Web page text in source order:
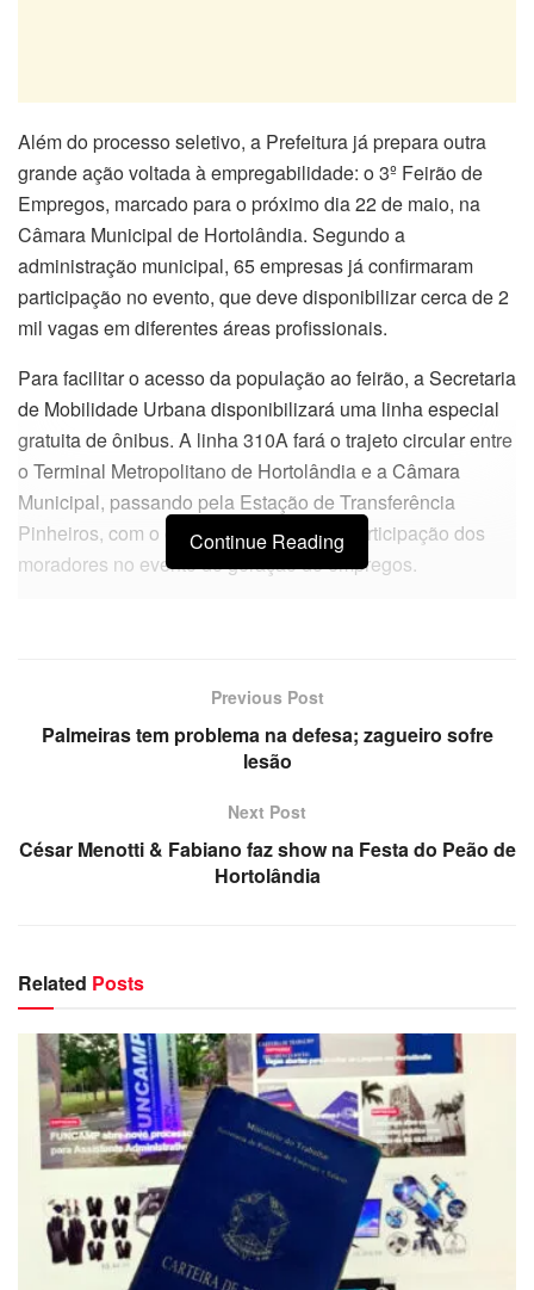
Além do processo seletivo, a Prefeitura já prepara outra
grande ação voltada à empregabilidade: o 3º Feirão de
Empregos, marcado para o próximo dia 22 de maio, na
Câmara Municipal de Hortolândia. Segundo a
administração municipal, 65 empresas já confirmaram
participação no evento, que deve disponibilizar cerca de 2
mil vagas em diferentes áreas profissionais.
Para facilitar o acesso da população ao feirão, a Secretaria
de Mobilidade Urbana disponibilizará uma linha especial
gratuita de ônibus. A linha 310A fará o trajeto circular entre
o Terminal Metropolitano de Hortolândia e a Câmara
Municipal, passando pela Estação de Transferência
Pinheiros, com o objetivo de ampliar a participação dos
moradores no evento de geração de empregos.
Continue Reading
Previous Post
Palmeiras tem problema na defesa; zagueiro sofre
lesão
Next Post
César Menotti & Fabiano faz show na Festa do Peão de
Hortolândia
Related Posts